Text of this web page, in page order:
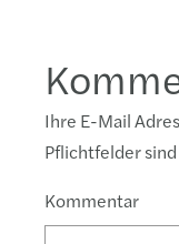
Ihre E-Mail
Pflichtfelder
Kommentar